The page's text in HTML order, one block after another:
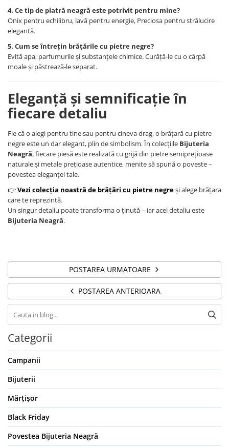
4. Ce tip de piatră neagră este potrivit pentru mine?
Onix pentru echilibru, lavă pentru energie, Preciosa pentru strălucire
elegantă.
5. Cum se întrețin brățările cu pietre negre?
Evită apa, parfumurile și substanțele chimice. Curăță-le cu o cârpă
moale și păstrează-le separat.
Eleganță și semnificație în
fiecare detaliu
Fie că o alegi pentru tine sau pentru cineva drag, o brățară cu pietre
negre este un dar elegant, plin de simbolism. În colecțiile Bijuteria
Neagră, fiecare piesă este realizată cu grijă din pietre semiprețioase
naturale și metale prețioase autentice, menite să spună o poveste –
povestea eleganței tale.
👉Vezi colecția noastră de brățări cu pietre negreși alege brățara
care te reprezintă.
Un singur detaliu poate transforma o ținută – iar acel detaliu este
Bijuteria Neagră.
POSTAREA URMATOARE
POSTAREA ANTERIOARA
Categorii
Campanii
Bijuterii
Mărțișor
Black Friday
Povestea Bijuteria Neagră